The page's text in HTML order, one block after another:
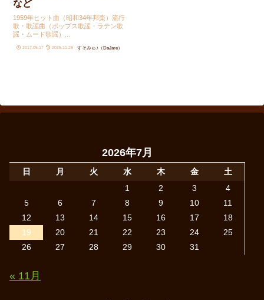
など
1959年ヒット曲（昭和34年邦楽）流行
歌・歌謡曲（ポップス歌謡・ラテン歌
謡・ムード歌謡）...
2017.05.17 2025.11.26 すそみゅ♪（DaJare）
2026年7月
日 月 火 水 木 金
土
1
2 3
4
5
6 7 8 9 10
11
12
13 14 15 16 17
18
19
20 21 22 23 24
25
26
27 28 29 30 31
« 11月